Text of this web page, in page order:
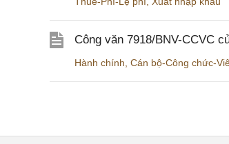
Công văn 7918/BNV-CCVC
Hành chính Cán bộ-Công chức-